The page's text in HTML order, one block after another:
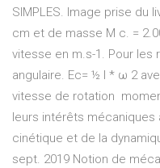
SIMPLES. Image prise du
cm et de masse M c. =
vitesse en m.s-1. Pour les
angulaire. Ec= ½ I * ω 2
vitesse de rotation
leurs intérêts
cinétique et de la
sept. 2019 Notion de